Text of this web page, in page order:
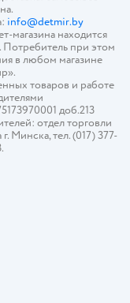
info@detmir.by
магазина находится
при этом
в любом магазине
товаров и работе
доб.213
отдел торговли
Минска, тел. (017) 377-